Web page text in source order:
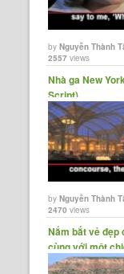
byNguyễn Thành
2557 views
Nhà ga New
Script)
byNguyễn Thành
2470 views
Nắm bắt vẻ đẹp
cùng với một